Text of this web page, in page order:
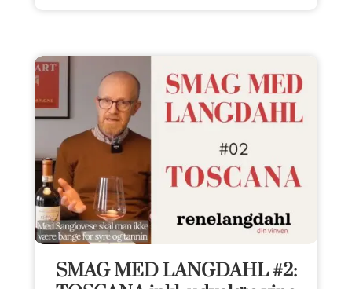
SMAG MED LANGDAHL #2: